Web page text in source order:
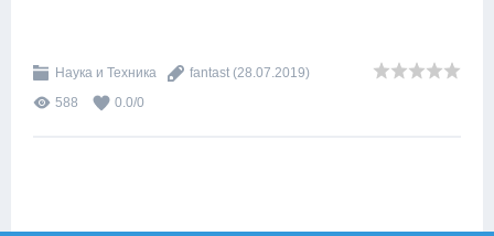
Наука и Техника fantast (28.07.2019)
588
0.0/0